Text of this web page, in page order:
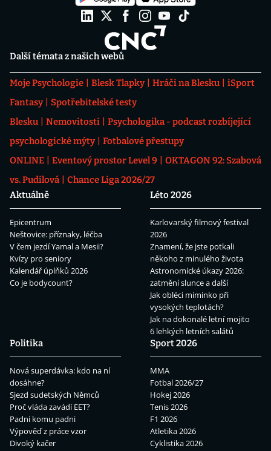
Další témata z našich webů
Moje Psychologie Blesk Tlapky Hráči na Blesku
iSport
Fantasy
Spotřebitelské testy
Blesku
Nemovitosti
Psychologika - podcast rozbíjející
psychologické mýty
Fotbalové přestupy
ONLINE
Eventový prostor Level 9
OKTAGON 92: Szabová
vs. Pudilová
Chance Liga 2026/27
Aktuálně
Epicentrum
Neštovice: příznaky, léčba
V čem jezdí Yamal a Mesii?
Kvízy pro seniory
Kalendář úplňků 2026
Co je bodycount?
Léto 2026
Karlovarský filmový festival
2026
Znamení, že jste potkali
někoho z minulého života
Astronomické úkazy 2026:
zatmění slunce a další
Jak obléci miminko při
vysokých teplotách?
Jak na dokonalé letní mojito
6 lehkých letních salátů
Politika
Nová superdávka: kdo na ní
dosáhne?
Sjezd sudetských Němců
Proč vláda zavádí EET?
Padni komu padni
Výpověď z práce vzor
Divoký kačer
Sport 2026
MMA
Fotbal 2026/27
Hokej 2026
Tenis 2026
F1 2026
Atletika 2026
Cyklistika 2026